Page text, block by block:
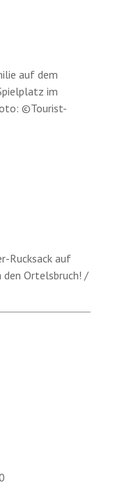
auf dem
im
©Tourist-
Rucksack auf
den Ortelsbruch! /